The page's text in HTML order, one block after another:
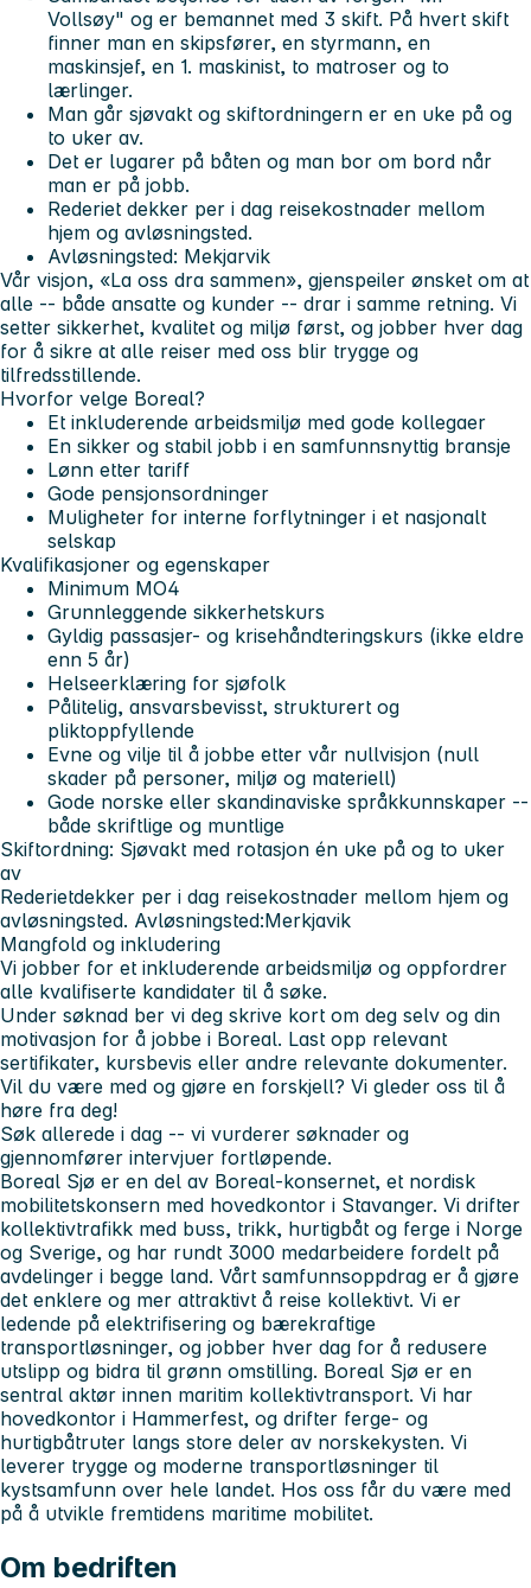
Vollsøy" og er bemannet med 3 skift. På hvert skift
finner man en skipsfører, en styrmann, en
maskinsjef, en 1. maskinist, to matroser og to
lærlinger.
Man går sjøvakt og skiftordningern er en uke på og
to uker av.
Det er lugarer på båten og man bor om bord når
man er på jobb.
Rederiet dekker per i dag reisekostnader mellom
hjem og avløsningsted.
Avløsningsted: Mekjarvik
Vår visjon, «La oss dra sammen», gjenspeiler ønsket om at
alle -- både ansatte og kunder -- drar i samme retning. Vi
setter sikkerhet, kvalitet og miljø først, og jobber hver dag
for å sikre at alle reiser med oss blir trygge og
tilfredsstillende.
Hvorfor velge Boreal?
Et inkluderende arbeidsmiljø med gode kollegaer
En sikker og stabil jobb i en samfunnsnyttig bransje
Lønn etter tariff
Gode pensjonsordninger
Muligheter for interne forflytninger i et nasjonalt
selskap
Kvalifikasjoner og egenskaper
Minimum MO4
Grunnleggende sikkerhetskurs
Gyldig passasjer- og krisehåndteringskurs (ikke eldre
enn 5 år)
Helseerklæring for sjøfolk
Pålitelig, ansvarsbevisst, strukturert og
pliktoppfyllende
Evne og vilje til å jobbe etter vår nullvisjon (null
skader på personer, miljø og materiell)
Gode norske eller skandinaviske språkkunnskaper --
både skriftlige og muntlige
Skiftordning: Sjøvakt med rotasjon én uke på og to uker
av
Rederietdekker per i dag reisekostnader mellom hjem og
avløsningsted. Avløsningsted:Merkjavik
Mangfold og inkludering
Vi jobber for et inkluderende arbeidsmiljø og oppfordrer
alle kvalifiserte kandidater til å søke.
Under søknad ber vi deg skrive kort om deg selv og din
motivasjon for å jobbe i Boreal. Last opp relevant
sertifikater, kursbevis eller andre relevante dokumenter.
Vil du være med og gjøre en forskjell? Vi gleder oss til å
høre fra deg!
Søk allerede i dag -- vi vurderer søknader og
gjennomfører intervjuer fortløpende.
Boreal Sjø er en del av Boreal-konsernet, et nordisk
mobilitetskonsern med hovedkontor i Stavanger. Vi drifter
kollektivtrafikk med buss, trikk, hurtigbåt og ferge i Norge
og Sverige, og har rundt 3000 medarbeidere fordelt på
avdelinger i begge land. Vårt samfunnsoppdrag er å gjøre
det enklere og mer attraktivt å reise kollektivt. Vi er
ledende på elektrifisering og bærekraftige
transportløsninger, og jobber hver dag for å redusere
utslipp og bidra til grønn omstilling. Boreal Sjø er en
sentral aktør innen maritim kollektivtransport. Vi har
hovedkontor i Hammerfest, og drifter ferge- og
hurtigbåtruter langs store deler av norskekysten. Vi
leverer trygge og moderne transportløsninger til
kystsamfunn over hele landet. Hos oss får du være med
på å utvikle fremtidens maritime mobilitet.
Om bedriften